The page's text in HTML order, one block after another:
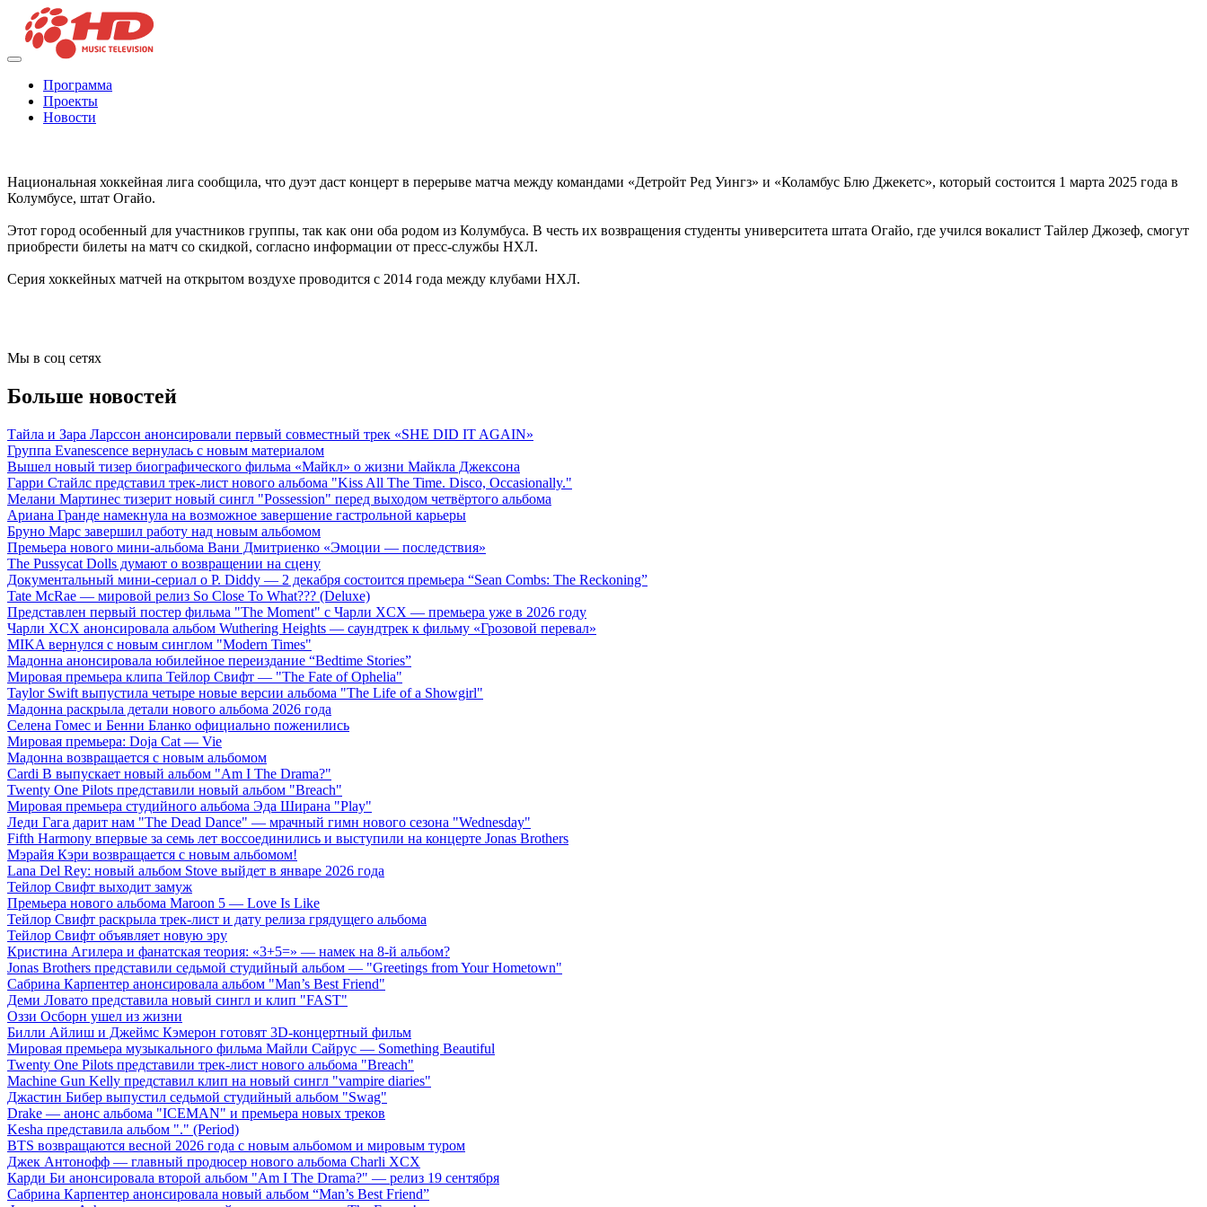
Программа
Проекты
Новости
Национальная хоккейная лига сообщила, что дуэт даст концерт в перерыве матча между командами «Детройт Ред Уингз» и «Коламбус Блю Джекетс», который состоится 1 марта 2025 года в
Колумбусе, штат Огайо.
Этот город особенный для участников группы, так как они оба родом из Колумбуса. В честь их возвращения студенты университета штата Огайо, где учился вокалист Тайлер Джозеф, смогут
приобрести билеты на матч со скидкой, согласно информации от пресс-службы НХЛ.
Серия хоккейных матчей на открытом воздухе проводится с 2014 года между клубами НХЛ.
Мы в соц сетях
Больше новостей
Тайла и Зара Ларссон анонсировали первый совместный трек «SHE DID IT AGAIN»
Группа Evanescence вернулась с новым материалом
Вышел новый тизер биографического фильма «Майкл» о жизни Майкла Джексона
Гарри Стайлс представил трек-лист нового альбома "Kiss All The Time. Disco, Occasionally."
Мелани Мартинес тизерит новый сингл "Possession" перед выходом четвёртого альбома
Ариана Гранде намекнула на возможное завершение гастрольной карьеры
Бруно Марс завершил работу над новым альбомом
Премьера нового мини-альбома Вани Дмитриенко «Эмоции — последствия»
The Pussycat Dolls думают о возвращении на сцену
Документальный мини-сериал о P. Diddy — 2 декабря состоится премьера “Sean Combs: The Reckoning”
Tate McRae — мировой релиз So Close To What??? (Deluxe)
Представлен первый постер фильма "The Moment" с Чарли XCX — премьера уже в 2026 году
Чарли XCX анонсировала альбом Wuthering Heights — саундтрек к фильму «Грозовой перевал»
MIKA вернулся с новым синглом "Modern Times"
Мадонна анонсировала юбилейное переиздание “Bedtime Stories”
Мировая премьера клипа Тейлор Свифт — "The Fate of Ophelia"
Taylor Swift выпустила четыре новые версии альбома "The Life of a Showgirl"
Мадонна раскрыла детали нового альбома 2026 года
Селена Гомес и Бенни Бланко официально поженились
Мировая премьера: Doja Cat — Vie
Мадонна возвращается с новым альбомом
Cardi B выпускает новый альбом "Am I The Drama?"
Twenty One Pilots представили новый альбом "Breach"
Мировая премьера студийного альбома Эда Ширана "Play"
Леди Гага дарит нам "The Dead Dance" — мрачный гимн нового сезона "Wednesday"
Fifth Harmony впервые за семь лет воссоединились и выступили на концерте Jonas Brothers
Мэрайя Кэри возвращается с новым альбомом!
Lana Del Rey: новый альбом Stove выйдет в январе 2026 года
Тейлор Свифт выходит замуж
Премьера нового альбома Maroon 5 — Love Is Like
Тейлор Свифт раскрыла трек-лист и дату релиза грядущего альбома
Тейлор Свифт объявляет новую эру
Кристина Агилера и фанатская теория: «3+5=» — намек на 8-й альбом?
Jonas Brothers представили седьмой студийный альбом — "Greetings from Your Hometown"
Сабрина Карпентер анонсировала альбом "Man’s Best Friend"
Деми Ловато представила новый сингл и клип "FAST"
Оззи Осборн ушел из жизни
Билли Айлиш и Джеймс Кэмерон готовят 3D-концертный фильм
Мировая премьера музыкального фильма Майли Сайрус — Something Beautiful
Twenty One Pilots представили трек-лист нового альбома "Breach"
Machine Gun Kelly представил клип на новый сингл "vampire diaries"
Джастин Бибер выпустил седьмой студийный альбом "Swag"
Drake — анонс альбома "ICEMAN" и премьера новых треков
Kesha представила альбом "." (Period)
BTS возвращаются весной 2026 года с новым альбомом и мировым туром
Джек Антонофф — главный продюсер нового альбома Charli XCX
Карди Би анонсировала второй альбом "Am I The Drama?" — релиз 19 сентября
Сабрина Карпентер анонсировала новый альбом “Man’s Best Friend”